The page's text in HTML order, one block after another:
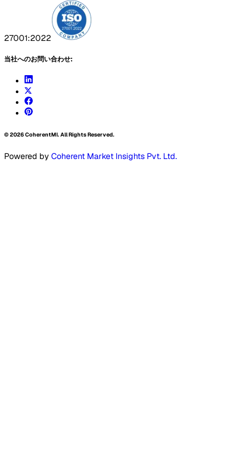
27001:2022
当社へのお問い合わせ:
©2026CoherentMI. All Rights Reserved.
Powered by Coherent Market Insights Pvt. Ltd.